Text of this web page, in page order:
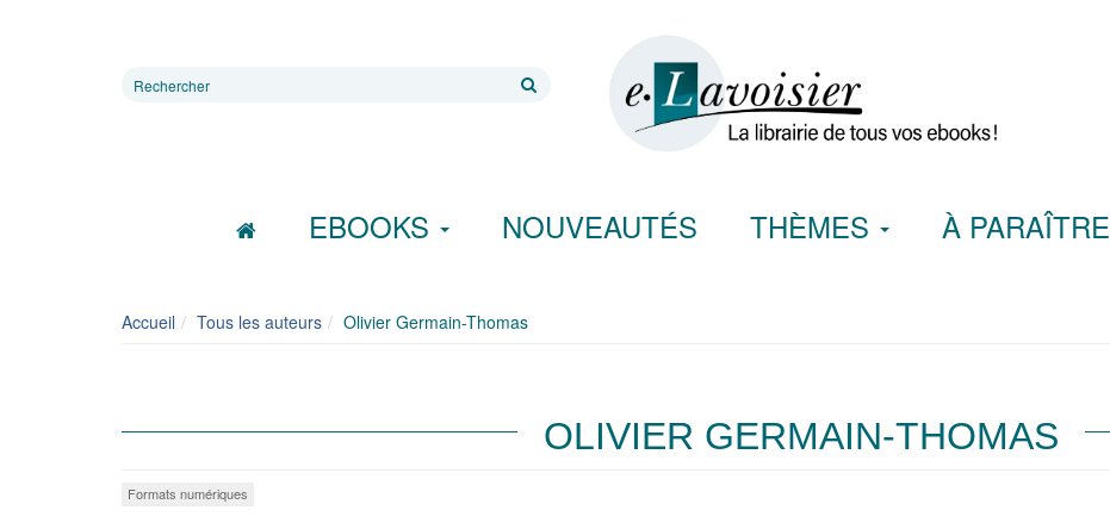
Rechercher
EBOOKS NOUVEAUTÉS THÈMES À PARAÎTRE
Accueil Tous les auteurs Olivier Germain-Thomas
OLIVIER GERMAIN-THOMAS
Formats numériques